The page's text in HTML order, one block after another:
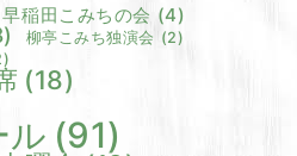
早稲田こみちの会 (4)
柳亭こみち独演会 (2)
(18)
ル (91)